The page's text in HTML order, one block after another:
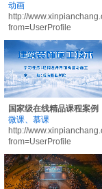
动画
http://
from=UserProfile
国家级在线精品课程案例
微课、慕课
http://
from=UserProfile